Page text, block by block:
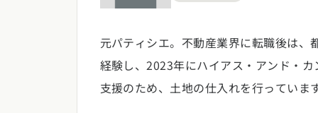
元パティシエ。不動産業界に転職後は
経験し、2023年にハイアス・アンド・
支援のため、土地の仕入れを行っていま